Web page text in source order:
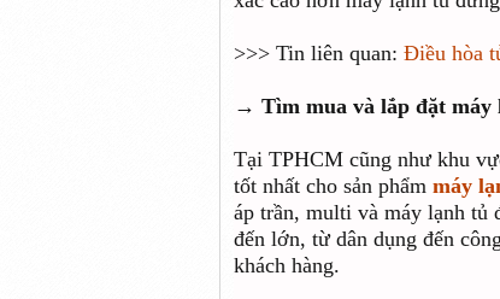
>>> Tin liên quan: Điều hòa
→ Tìm mua và lắp đặt máy
Tại TPHCM cũng như khu
tốt nhất cho sản phẩm máy
áp trần, multi và máy lạnh tủ
đến lớn, từ dân dụng đến
khách hàng.